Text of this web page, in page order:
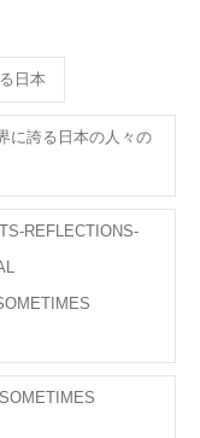
日本
に誇る日本の人々の
REFLECTIONS-